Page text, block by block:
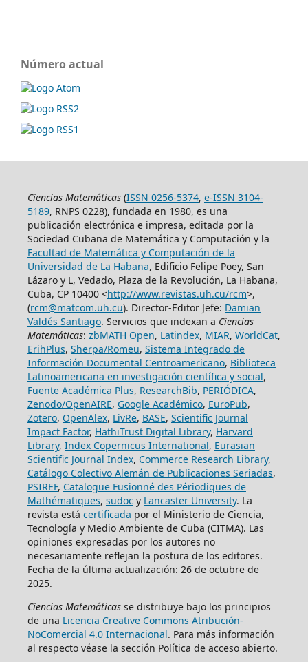
Número actual
Ciencias Matemáticas(ISSN 0256-5374, e-ISSN 3104-
5189, RNPS 0228), fundada en 1980, es una
publicación electrónica e impresa, editada por la
Sociedad Cubana de Matemática y Computación y la
Facultad de Matemática y Computación de la
Universidad de La Habana, Edificio Felipe Poey, San
Lázaro y L, Vedado, Plaza de la Revolución, La Habana,
Cuba, CP 10400 <http://www.revistas.uh.cu/rcm>,
(rcm@matcom.uh.cu). Director-Editor Jefe: Damian
Valdés Santiago. Servicios que indexan a Ciencias
Matemáticas: zbMATH Open, Latindex, MIAR, WorldCat,
ErihPlus, Sherpa/Romeu, Sistema Integrado de
Información Documental Centroamericano, Biblioteca
Latinoamericana en investigación científica y social,
Fuente Académica Plus, ResearchBib, PERIÓDICA,
Zenodo/OpenAIRE, Google Académico, EuroPub,
Zotero, OpenAlex, LivRe, BASE, Scientific Journal
Impact Factor, HathiTrust Digital Library, Harvard
Library, Index Copernicus International, Eurasian
Scientific Journal Index, Commerce Research Library,
Catálogo Colectivo Alemán de Publicaciones Seriadas,
PSIREF, Catalogue Fusionné des Périodiques de
Mathématiques, sudoc y Lancaster University. La
revista está certificada por el Ministerio de Ciencia,
Tecnología y Medio Ambiente de Cuba (CITMA). Las
opiniones expresadas por los autores no
necesariamente reflejan la postura de los editores.
Fecha de la última actualización: 26 de octubre de
2025.
Ciencias Matemáticasse distribuye bajo los principios
de una Licencia Creative Commons Atribución-
NoComercial 4.0 Internacional. Para más información
al respecto véase la sección Política de acceso abierto.